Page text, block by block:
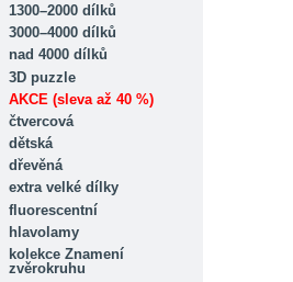
1300–2000 dílků
3000–4000 dílků
nad 4000 dílků
3D puzzle
AKCE (sleva až 40 %)
čtvercová
dětská
dřevěná
extra velké dílky
fluorescentní
hlavolamy
kolekce Znamení
zvěrokruhu